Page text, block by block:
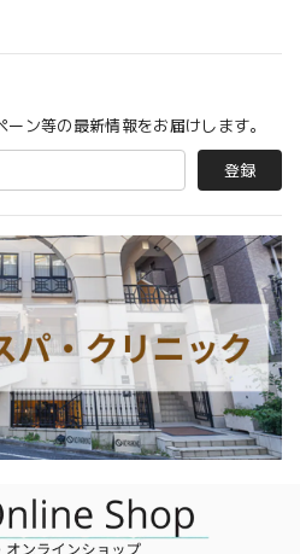
ン等の最新情報をお届けします。
登録